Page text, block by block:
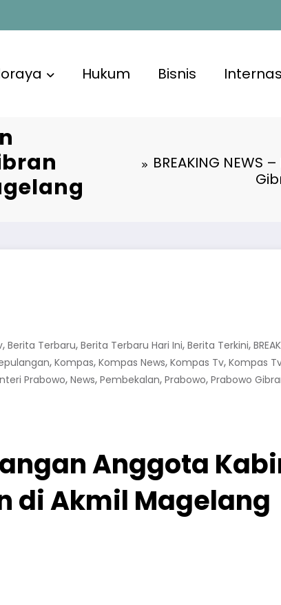
Hukum Bisnis
BREAKING
, Berita Terbaru, Berita Terbaru Hari Ini, Berita Terkini,
, Kompas, Kompas News, Kompas Tv, Kompas
Prabowo, News, Pembekalan, Prabowo, Prabowo
Anggota
di Akmil Magelang